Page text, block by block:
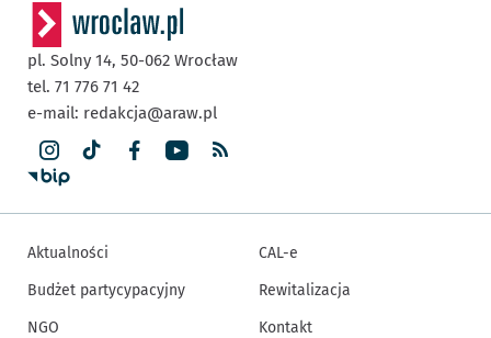
pl. Solny 14, 50-062 Wrocław
tel. 71 776 71 42
e-mail: redakcja@araw.pl
Aktualności
Budżet partycypacyjny
NGO
CAL-e
Rewitalizacja
Kontakt